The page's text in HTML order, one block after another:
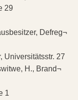
29
Defreg¬
Universitätsstr. 27
H., Brand¬
1